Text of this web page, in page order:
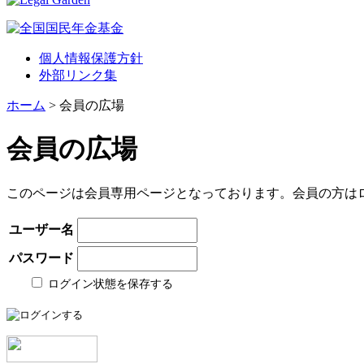
個人情報保護方針
外部リンク集
ホーム > 会員の広場
会員の広場
このページは会員専用ページとなっております。会員の方は
ユーザー名
パスワード
ログイン状態を保存する